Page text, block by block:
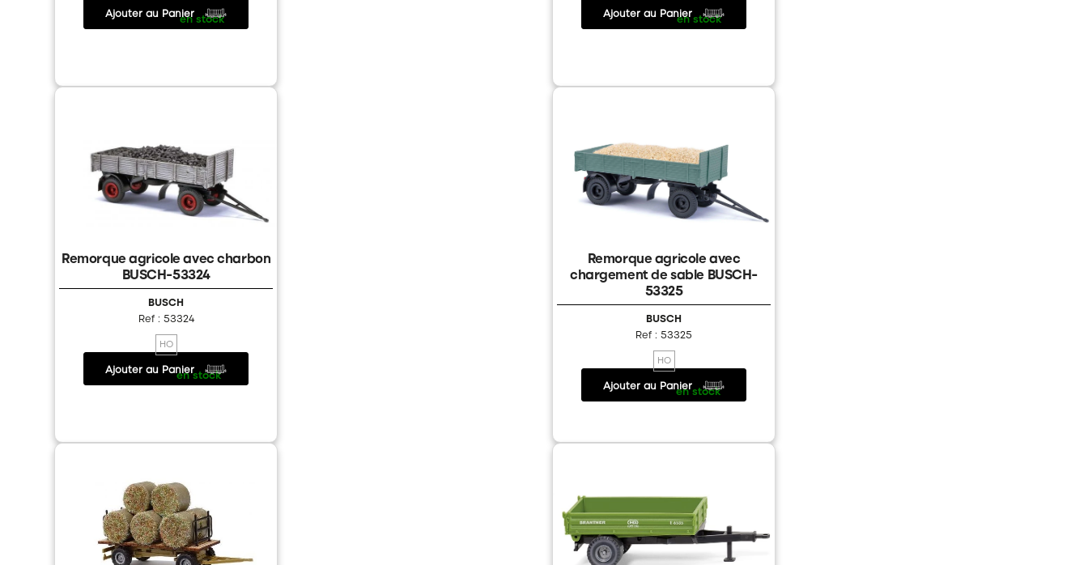
33.40 € /en stock
Ajouter au Panier 20.90 € /en stock
Ajouter au Panier
Remorque agricole avec charbon
BUSCH-53324
BUSCH
Ref : 53324
HO
17.90 € /en stock
Ajouter au Panier
Remorque agricole avec
chargement de sable BUSCH-
53325
BUSCH
Ref : 53325
HO
18.20 € / en stock
Ajouter au Panier